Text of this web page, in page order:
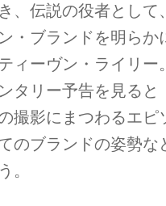
、伝説の役者として
・ブランドを明らか
ィーヴン・ライリー。
タリー予告を見ると
撮影にまつわるエピ
のブランドの姿勢な
。